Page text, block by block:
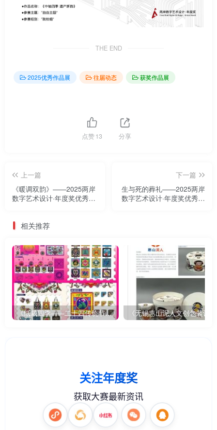
THE END
2025优秀作品展 往届动态 获奖作品展
点赞13 分享
上一篇
《暖调双韵》——2025两岸
数字艺术设计·年度奖优秀作
下一篇
生与死的葬礼——2025两岸
数字艺术设计·年度奖优秀作
相关推荐
《纸裁四季——二十四传统节气文创设计》 《无锡惠山泥人文创包装设